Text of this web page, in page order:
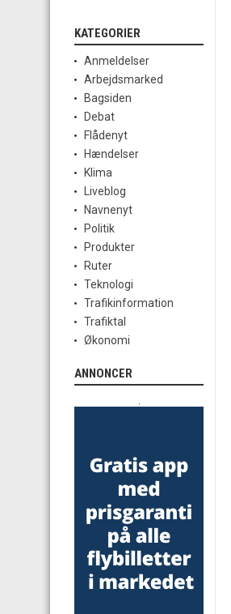
KATEGORIER
Anmeldelser
Arbejdsmarked
Bagsiden
Debat
Flådenyt
Hændelser
Klima
Liveblog
Navnenyt
Politik
Produkter
Ruter
Teknologi
Trafikinformation
Trafiktal
Økonomi
ANNONCER